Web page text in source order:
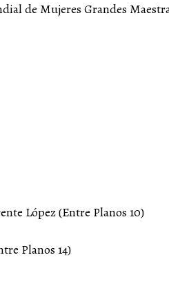
de Mujeres Grandes
López (Entre Planos 10)
Planos 14)